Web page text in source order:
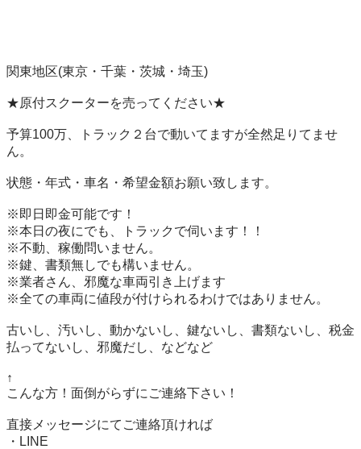
関東地区(東京・千葉・茨城・埼玉)
★原付スクーターを売ってください★
予算100万、トラック２台で動いてますが全然足りてませ
ん。
状態・年式・車名・希望金額お願い致します。
※即日即金可能です！
※本日の夜にでも、トラックで伺います！！
※不動、稼働問いません。
※鍵、書類無しでも構いません。
※業者さん、邪魔な車両引き上げます
※全ての車両に値段が付けられるわけではありません。
古いし、汚いし、動かないし、鍵ないし、書類ないし、税金
払ってないし、邪魔だし、などなど
↑
こんな方！面倒がらずにご連絡下さい！
直接メッセージにてご連絡頂ければ
・LINE